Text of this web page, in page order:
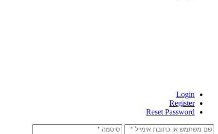
Login
Register
Reset Password